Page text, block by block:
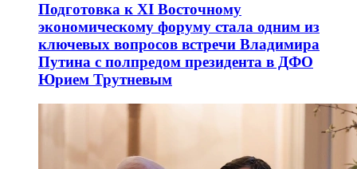
Подготовка к XI Восточному
экономическому форуму стала одним из
ключевых вопросов встречи Владимира
Путина с полпредом президента в ДФО
Юрием Трутневым